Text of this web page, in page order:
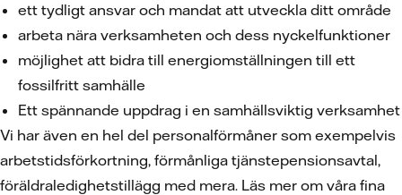
ett tydligt ansvar och mandat att utveckla ditt område
arbeta nära verksamheten och dess nyckelfunktioner
möjlighet att bidra till energiomställningen till ett
fossilfritt samhälle
Ett spännande uppdrag i en samhällsviktig verksamhet
Vi har även en hel del personalförmåner som exempelvis
arbetstidsförkortning, förmånliga tjänstepensionsavtal,
föräldraledighetstillägg med mera. Läs mer om våra fina